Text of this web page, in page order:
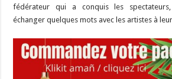
fédérateur qui a conquis les
échanger quelques mots avec les artistes à